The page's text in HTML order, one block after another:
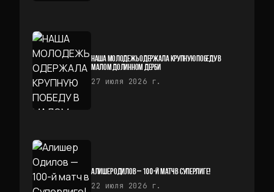
НАША МОЛОДЕЖЬ ОДЕРЖАЛА КРУПНУЮ ПОБЕДУ В
МАЛОМ ДОЛИННОМ ДЕРБИ
27 июля 2026 г.
АЛИШЕР ОДИЛОВ — 100-Й МАТЧ В СУПЕРЛИГЕ!
22 июля 2026 г.